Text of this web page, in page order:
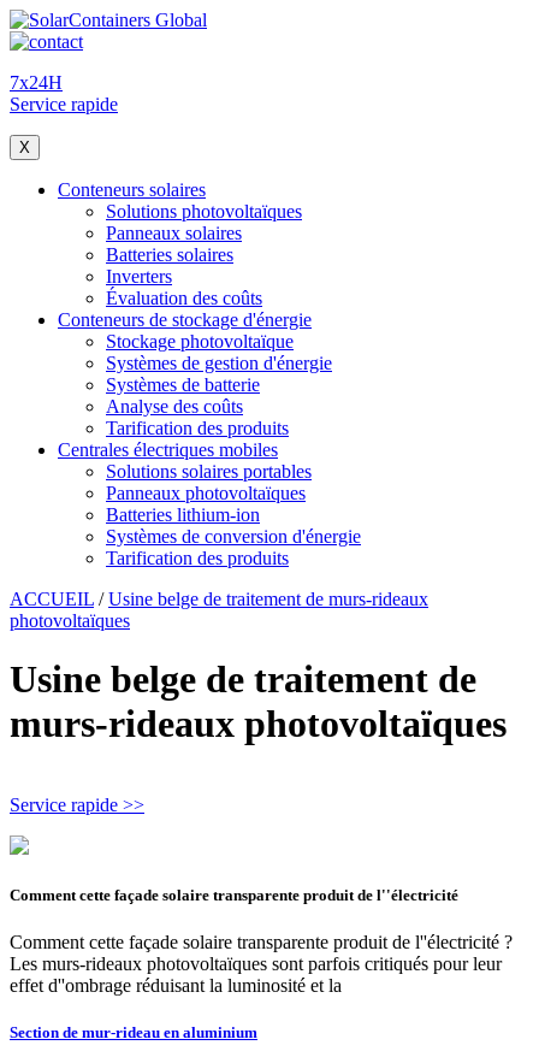
7x24H
Service rapide
X
Conteneurs solaires
Solutions photovoltaïques
Panneaux solaires
Batteries solaires
Inverters
Évaluation des coûts
Conteneurs de stockage d'énergie
Stockage photovoltaïque
Systèmes de gestion d'énergie
Systèmes de batterie
Analyse des coûts
Tarification des produits
Centrales électriques mobiles
Solutions solaires portables
Panneaux photovoltaïques
Batteries lithium-ion
Systèmes de conversion d'énergie
Tarification des produits
ACCUEIL /Usine belge de traitement de murs-rideaux
photovoltaïques
Usine belge de traitement de
murs-rideaux photovoltaïques
Service rapide >>
Comment cette façade solaire transparente produit de l''électricité
Comment cette façade solaire transparente produit de l''électricité ?
Les murs-rideaux photovoltaïques sont parfois critiqués pour leur
effet d''ombrage réduisant la luminosité et la
Section de mur-rideau en aluminium